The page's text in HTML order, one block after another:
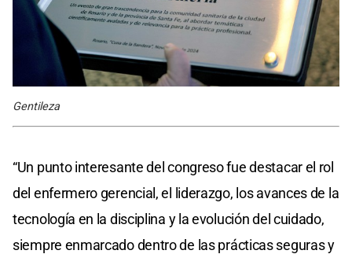
Gentileza
“Un punto interesante del congreso fue destacar el rol
del enfermero gerencial, el liderazgo, los avances de la
tecnología en la disciplina y la evolución del cuidado,
siempre enmarcado dentro de las prácticas seguras y